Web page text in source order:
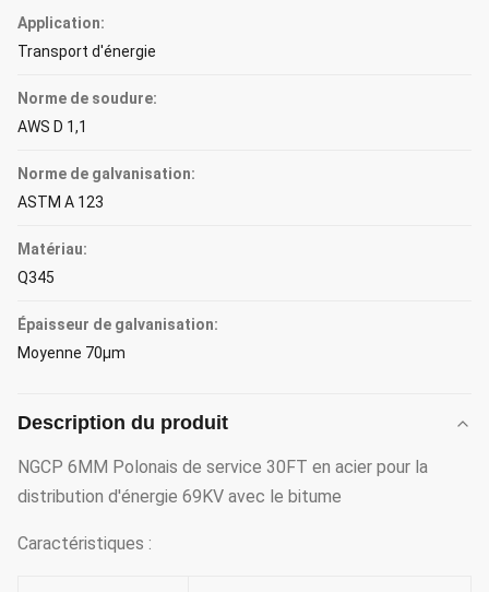
Application:
Transport d'énergie
Norme de soudure:
AWS D 1,1
Norme de galvanisation:
ASTM A 123
Matériau:
Q345
Épaisseur de galvanisation:
Moyenne 70μm
Description du produit
NGCP 6MM Polonais de service 30FT en acier pour la
distribution d'énergie 69KV avec le bitume
Caractéristiques :